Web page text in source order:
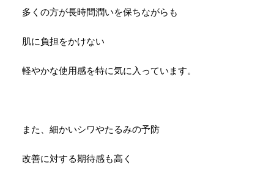
多くの方が長時間潤いを保ちながらも
肌に負担をかけない
軽やかな使用感を特に気に入っています。
また、細かいシワやたるみの予防
改善に対する期待感も高く